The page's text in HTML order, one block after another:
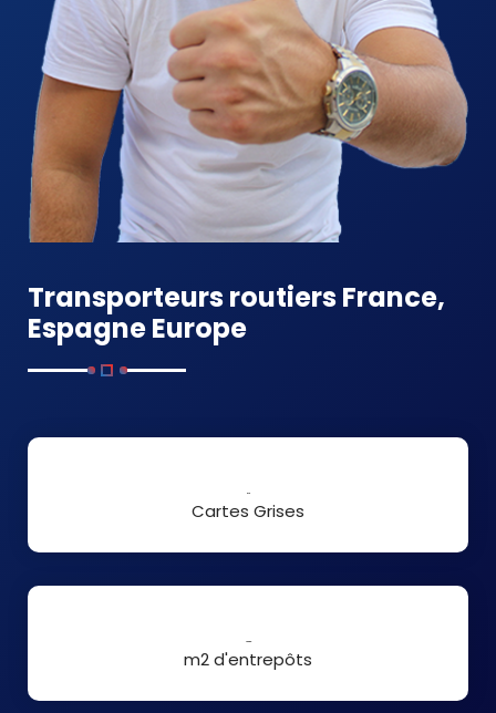
Transporteurs routiers France,
Espagne Europe
Cartes Grises
m2 d'entrepôts